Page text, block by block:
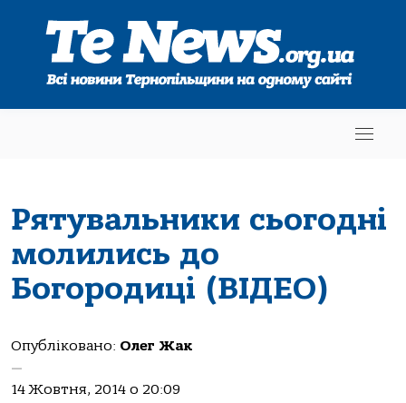
Рятувальники сьогодні
молились до
Богородиці (ВІДЕО)
Опубліковано: Олег Жак
—
14 Жовтня, 2014 о 20:09